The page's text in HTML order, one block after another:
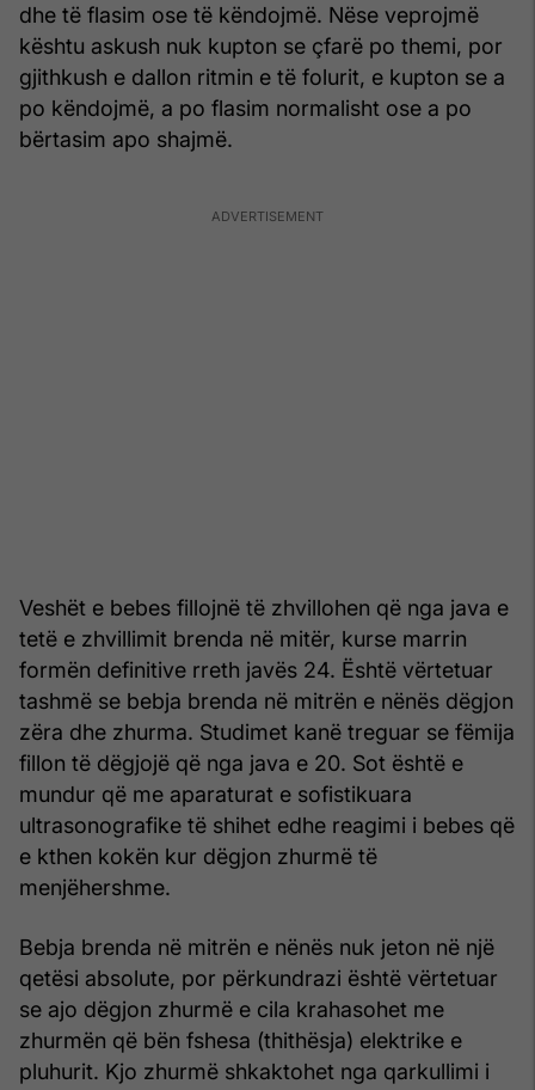
dhe të flasim ose të këndojmë. Nëse veprojmë
kështu askush nuk kupton se çfarë po themi, por
gjithkush e dallon ritmin e të folurit, e kupton se a
po këndojmë, a po flasim normalisht ose a po
bërtasim apo shajmë.
Veshët e bebes fillojnë të zhvillohen që nga java e
tetë e zhvillimit brenda në mitër, kurse marrin
formën definitive rreth javës 24. Është vërtetuar
tashmë se bebja brenda në mitrën e nënës dëgjon
zëra dhe zhurma. Studimet kanë treguar se fëmija
fillon të dëgjojë që nga java e 20. Sot është e
mundur që me aparaturat e sofistikuara
ultrasonografike të shihet edhe reagimi i bebes që
e kthen kokën kur dëgjon zhurmë të
menjëhershme.
Bebja brenda në mitrën e nënës nuk jeton në një
qetësi absolute, por përkundrazi është vërtetuar
se ajo dëgjon zhurmë e cila krahasohet me
zhurmën që bën fshesa (thithësja) elektrike e
pluhurit. Kjo zhurmë shkaktohet nga qarkullimi i